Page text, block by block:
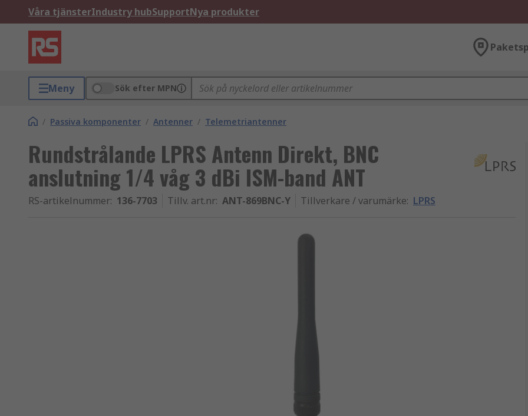
Våra tjänsterIndustry hubSupportNya produkter
Meny Sök efter MPN
/ Passiva komponenter / Antenner / Telemetriantenner
Rundstrålande LPRS Antenn Direkt, BNC
anslutning 1/4 våg 3 dBi ISM-band ANT
RS-artikelnummer: 136-7703 Tillv. art.nr: ANT-869BNC-Y Tillverkare / varumärke: LPRS